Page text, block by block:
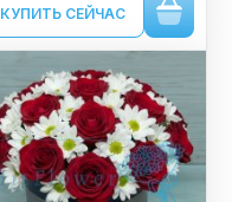
КУПИТЬ СЕЙЧАС